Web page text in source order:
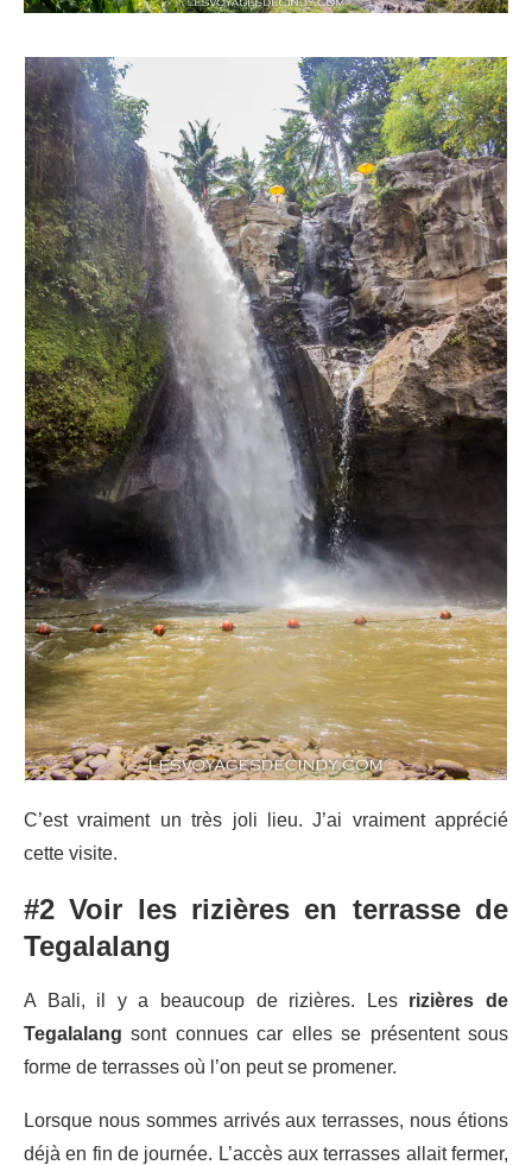
C’est vraiment un très joli lieu. J’ai vraiment apprécié
cette visite.
#2 Voir les rizières en terrasse de
Tegalalang
A Bali, il y a beaucoup de rizières. Les rizières de
Tegalalang sont connues car elles se présentent sous
forme de terrasses où l’on peut se promener.
Lorsque nous sommes arrivés aux terrasses, nous étions
déjà en fin de journée. L’accès aux terrasses allait fermer,